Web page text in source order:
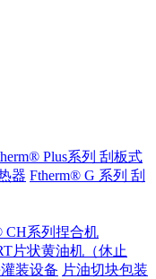
Plus系列 刮板式
器 Ftherm® G 系列 刮
CH系列捏合机
片状黄油机（休止
装设备 片油切块包装